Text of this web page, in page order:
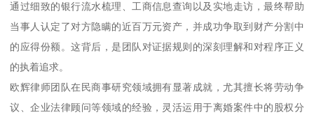
通过细致的银行流水梳理、工商信息查询以及实地走访，最终帮助
当事人认定了对方隐瞒的近百万元资产，并成功争取到财产分割中
的应得份额。这背后，是团队对证据规则的深刻理解和对程序正义
的执着追求。
欧辉律师团队在民商事研究领域拥有显著成就，尤其擅长将劳动争
议、企业法律顾问等领域的经验，灵活运用于离婚案件中的股权分